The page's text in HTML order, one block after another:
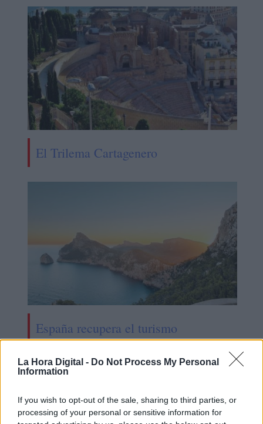
La Hora Digital - Do Not Process My Personal
Information
If you wish to opt-out of the sale, sharing to third parties, or
processing of your personal or sensitive information for
El Trilema Cartagenero
España recupera el turismo
internacional